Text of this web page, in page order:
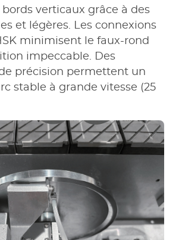
bords verticaux grâce à des
et légères. Les connexions
minimisent le faux-rond
impeccable. Des
précision permettent un
stable à grande vitesse (25